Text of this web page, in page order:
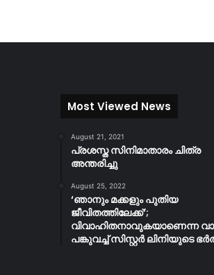
Most Viewed News
August 21, 2021
പ്രശസ്ത സിനിമാതാരം ചിത്ര
അന്തരിച്ചു
August 25, 2022
‘ഞാനും മക്കളും പുതിയ
ജീവിതത്തിലേക്ക്’;
വിവാഹിതനാവുകയാണെന്ന
പങ്കുവച്ച് സിസ്റ്റർ ലിനിയുടെ